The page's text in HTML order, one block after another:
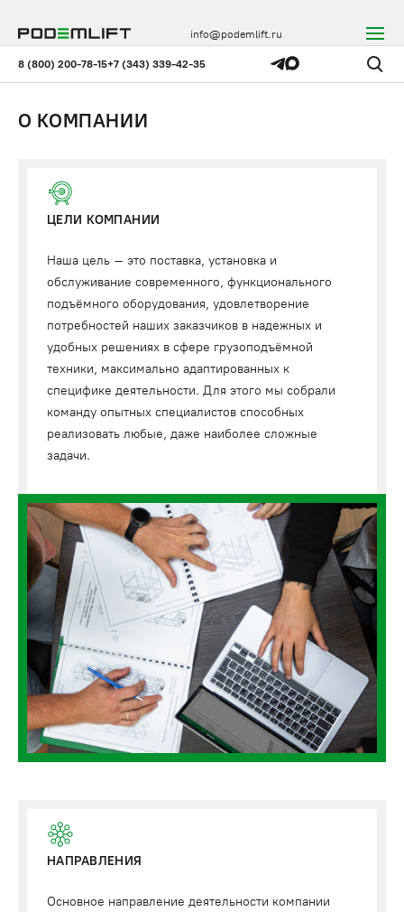
8 (800) 200-78-15+7 (343) 339-42-35
info@podemlift.ru
О КОМПАНИИ
ЦЕЛИ КОМПАНИИ
Наша цель – это поставка, установка и
обслуживание современного, функционального
подъёмного оборудования, удовлетворение
потребностей наших заказчиков в надежных и
удобных решениях в сфере грузоподъёмной
техники, максимально адаптированных к
специфике деятельности. Для этого мы собрали
команду опытных специалистов способных
реализовать любые, даже наиболее сложные
задачи.
НАПРАВЛЕНИЯ
Основное направление деятельности компании